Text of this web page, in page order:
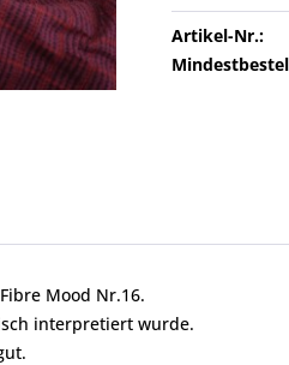
Artikel-Nr.:
Mood Nr.16.
interpretiert wurde.